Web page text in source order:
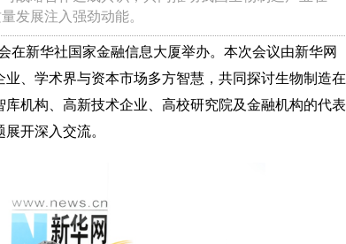
发展注入强劲动能。
新华社国家金融信息大厦举办。本次会议由新华网
、学术界与资本市场多方智慧，共同探讨生物制造在
机构、高新技术企业、高校研究院及金融机构的代表
开深入交流。